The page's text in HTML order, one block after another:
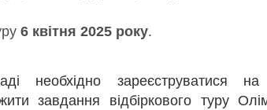
6 квітня 2025 року.
необхідно зареєструватися на
завдання відбіркового туру